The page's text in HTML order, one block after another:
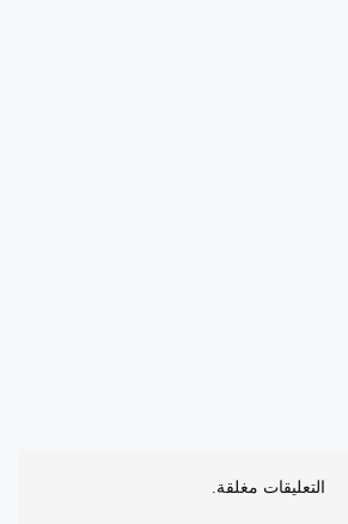
التعليقات مغلقة.